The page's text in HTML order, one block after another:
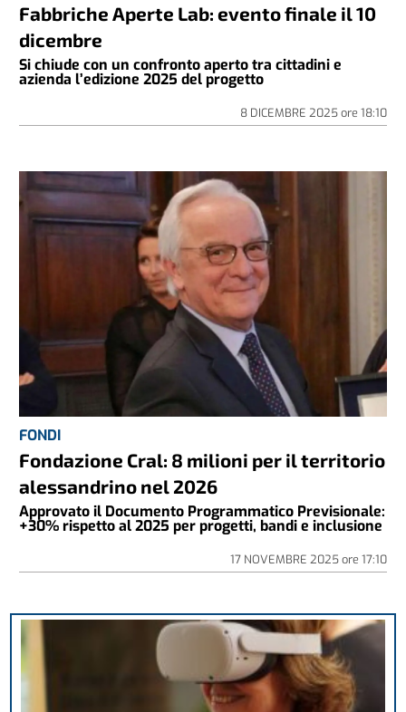
Fabbriche Aperte Lab: evento finale il 10
dicembre
Si chiude con un confronto aperto tra cittadini e
azienda l’edizione 2025 del progetto
8 DICEMBRE 2025ore 18:10
FONDI
Fondazione Cral: 8 milioni per il territorio
alessandrino nel 2026
Approvato il Documento Programmatico Previsionale:
+30% rispetto al 2025 per progetti, bandi e inclusione
17 NOVEMBRE 2025ore 17:10